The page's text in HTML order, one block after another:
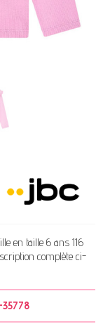
en taille 6 ans 116
complète ci-